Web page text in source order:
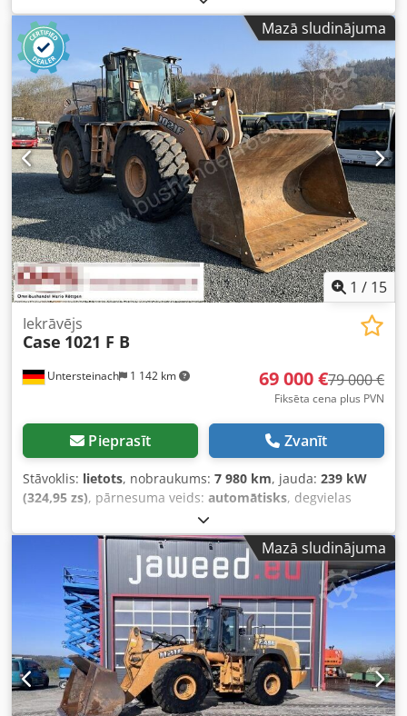
Aprīkojums:gaisa kondicionēšana, CASE CX330 Ražošanas
gads: 2006 Darba stundu skaits: 9139 st. Aizvērta kabīne
Gaisa kondicionieris Radio Centralizētā smēršanas sistēma
Standarta izbūves izbūme Izbūmes garums: 3,30 m Pilna
hidrauliskā sistēma (piemērota darbam ar āmuru, greiferi,
šķērēm) Ātrā maiņas sistēma OQ80 Crjdpfxozp Rm Rs Akrsf
1 x kauss – 800 mm plats 1 x greifers – darbojas,
nepieciešams remonts Ritošā daļa apmēram 70% labā
stāvoklī Pamatnes plāksnes 600 mm platas Isuzu motors ar
202 kW jaudu CE marķējums Transportēšanas izmēri: 10,8
x 3 x 3,40 m Darba svars: 35,5 tonnas.
Mazā sludinājuma
1 / 15
Untersteinach 1 142 km
Iekrāvējs
Case 1021 F B
69 000 €79 000 €
Fiksēta cena plus PVN
Pieprasīt Zvanīt
Stāvoklis: lietots, nobraukums: 7 980 km, jauda: 239 kW
(324,95 zs), pārnesuma veids: automātisks, degvielas
dzeltens
01/2013, Ražošanas gads:2013, Aprīkojums:gaisa
kondicionēšana
Mazā sludinājuma